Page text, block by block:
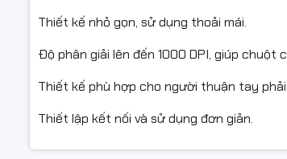
Thiết kế nhỏ gọn, sử dụng thoải mái.
Độ phân giải lên đến 1000 DPI, giúp chuột
Thiết kế phù hợp cho người thuận tay
Thiết lập kết nối và sử dụng đơn giản.